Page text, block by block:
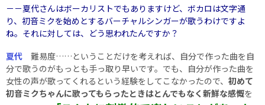
－－夏代さんはボーカリストでもありますけど、ボカロは文字通
り、初音ミクを始めとするバーチャルシンガーが歌うわけですよ
ね。それに対しては、どう思われたんですか？
夏代 難易度……ということだけを考えれば、自分で作った曲を自
分で歌うのがもっとも手っ取り早いです。でも、自分が作った曲を
女性の声が歌ってくれるという経験をしてこなかったので、 初めて
初音ミクちゃんに歌ってもらったときはとんでもなく新鮮な感慨を